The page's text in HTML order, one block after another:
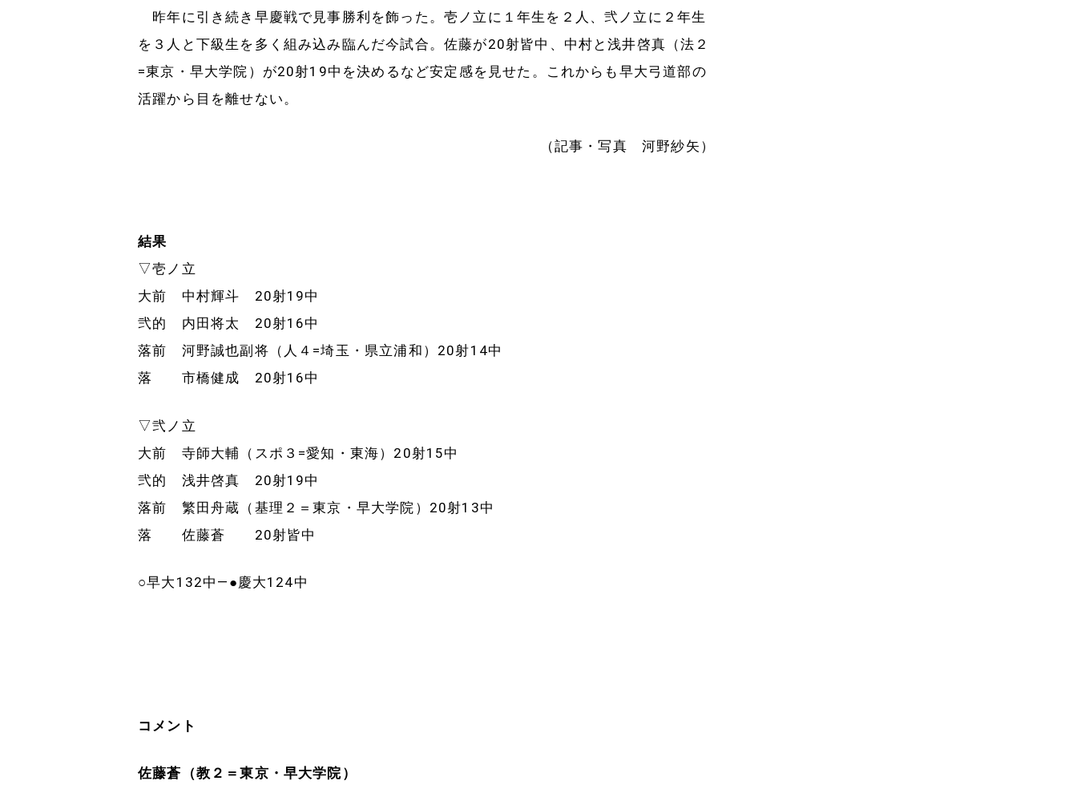
昨年に引き続き早慶戦で見事勝利を飾った。壱ノ立に１年生を２人、弐ノ立に２年生
を３人と下級生を多く組み込み臨んだ今試合。佐藤が20射皆中、中村と浅井啓真（法２
=東京・早大学院）が20射19中を決めるなど安定感を見せた。これからも早大弓道部の
活躍から目を離せない。
（記事・写真 河野紗矢）
結果
▽壱ノ立
大前 中村輝斗 20射19中
弐的 内田将太 20射16中
落前 河野誠也副将（人４=埼玉・県立浦和）20射14中
落 市橋健成 20射16中
▽弐ノ立
大前 寺師大輔（スポ３=愛知・東海）20射15中
弐的 浅井啓真 20射19中
落前 繁田舟蔵（基理２＝東京・早大学院）20射13中
落 佐藤蒼 20射皆中
○早大132中―●慶大124中
コメント
佐藤蒼（教２＝東京・早大学院）